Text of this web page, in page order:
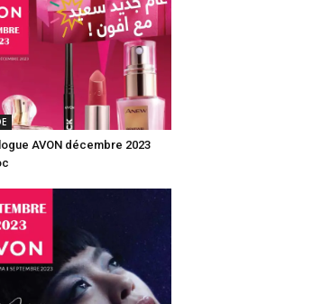
AVON décembre 2023